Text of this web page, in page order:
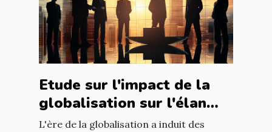
Etude sur l'impact de la
globalisation sur l'élan
des affaires
L'ère de la globalisation a induit des